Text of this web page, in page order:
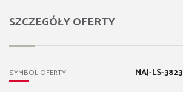
SZCZEGÓŁY OFERTY
SYMBOL OFERTY MAJ-LS-3823